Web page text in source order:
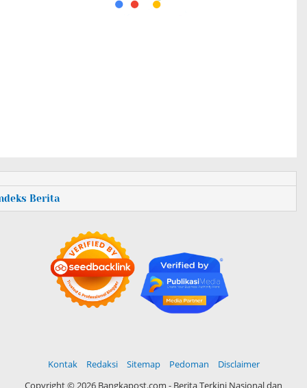
Berita
Kontak Redaksi Sitemap Pedoman
Disclaimer
Copyright © 2026 Bangkapost.com - Berita Terkini Nasional dan